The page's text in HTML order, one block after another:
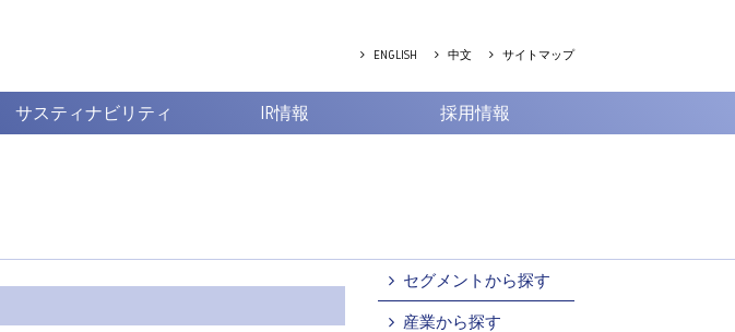
ENGLISH 中文 サイトマップ
サスティナビリティ IR情報 採用情報
セグメントから探す
産業から探す